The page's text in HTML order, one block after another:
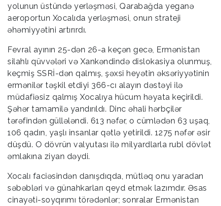
yolunun üstündə yerləşməsi, Qarabağda yeganə
aeroportun Xocalıda yerləşməsi, onun strateji
əhəmiyyətini artırırdı.
Fevral ayının 25-dən 26-a keçən gecə, Ermənistan
silahlı qüvvələri və Xankəndində dislokasiya olunmuş,
keçmiş SSRİ-dən qalmış, şəxsi heyətin əksəriyyətinin
ermənilər təşkil etdiyi 366-cı alayın dəstəyi ilə
müdafiəsiz qalmış Xocalıya hücum həyata keçirildi.
Şəhər tamamilə yandırıldı. Dinc əhali hərbçilər
tərəfindən güllələndi. 613 nəfər, o cümlədən 63 uşaq,
106 qadın, yaşlı insanlar qətlə yetirildi. 1275 nəfər əsir
düşdü. O dövrün valyutası ilə milyardlarla rubl dövlət
əmlakına ziyan dəydi.
Xocalı faciəsindən danışdıqda, mütləq onu yaradan
səbəbləri və günahkarları qeyd etmək lazımdır. Əsas
cinayəti-soyqırımı törədənlər; sonralar Ermənistan